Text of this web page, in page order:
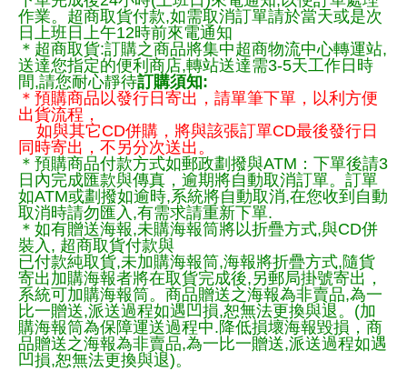
作業。超商取貨付款,如需取消訂單請於當天或是次
日上班日上午12時前來電通知
＊超商取貨:訂購之商品將集中超商物流中心轉運站,
送達您指定的便利商店,轉站送達需3-5天工作日時
間,請您耐心靜待訂購須知:
＊預購商品以發行日寄出，請單筆下單，以利方便
出貨流程，
如與其它CD併購，將與該張訂單CD最後發行日
同時寄出，不另分次送出。
＊預購商品付款方式如郵政劃撥與ATM：下單後請3
日內完成匯款與傳真，逾期將自動取消訂單。訂單
如ATM或劃撥如逾時,系統將自動取消,在您收到自動
取消時請勿匯入,有需求請重新下單.
＊如有贈送海報,未購海報筒將以折疊方式,與CD併
裝入, 超商取貨付款與
已付款純取貨,未加購海報筒,海報將折疊方式,隨貨
寄出加購海報者將在取貨完成後,另郵局掛號寄出，
系統可加購海報筒。商品贈送之海報為非賣品,為一
比一贈送,派送過程如遇凹損,恕無法更換與退。(加
購海報筒為保障運送過程中.降低損壞海報毀損，商
品贈送之海報為非賣品,為一比一贈送,派送過程如遇
凹損,恕無法更換與退)。